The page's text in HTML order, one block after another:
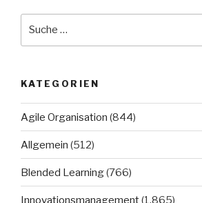
KATEGORIEN
Agile Organisation (844)
Allgemein (512)
Blended Learning(766)
Innovationsmanagement(1.865)